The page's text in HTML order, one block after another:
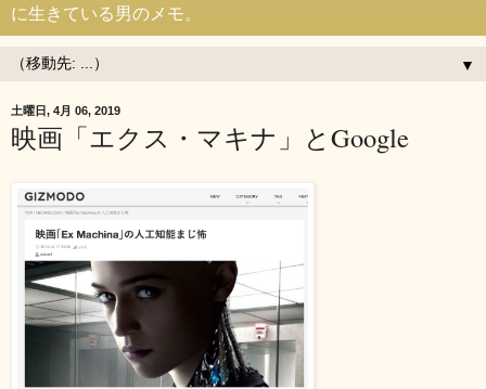
に生きている男のメモ。
▼
土曜日, 4月 06, 2019
映画「エクス・マキナ」とGoogle